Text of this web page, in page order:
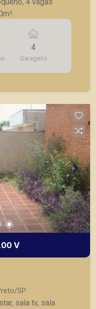
4 vagas
4
Garagens
V
SP
sala tv, sala